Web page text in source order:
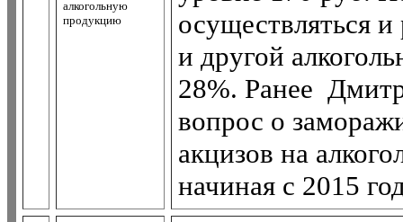
алкогольную
продукцию
осуществляться
и другой
28%. Ранее
вопрос о
акцизов на
начиная с 2015